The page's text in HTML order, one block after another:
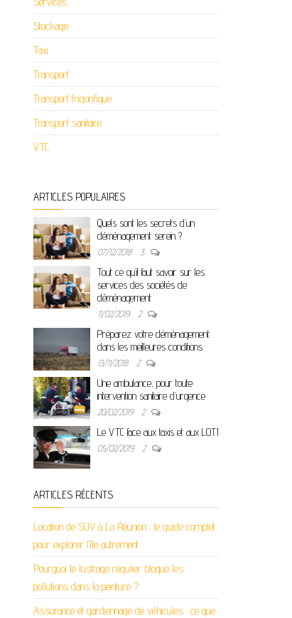
Stockage
Taxi
Transport
Transport frigorifique
Transport sanitaire
VTC
ARTICLES POPULAIRES
Quels sont les secrets d’un
déménagement serein ?
07/12/2018 3
Tout ce qu’il faut savoir sur les
services des sociétés de
déménagement
11/02/2019 2
Préparez votre déménagement
dans les meilleures conditions
13/11/2018 2
Une ambulance, pour toute
intervention sanitaire d’urgence
20/02/2019 2
Le VTC face aux taxis et aux LOTI
05/02/2019 2
ARTICLES RÉCENTS
Location de SUV à La Réunion : le guide complet
pour explorer l’île autrement
Pourquoi le lustrage régulier bloque les
pollutions dans la peinture ?
Assurance et gardiennage de véhicules : ce que